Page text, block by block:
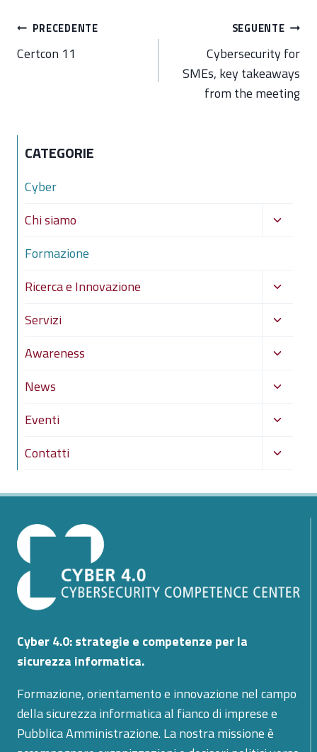
Navigazione
articoli
PRECEDENTE
Certcon 11
SEGUENTE
Cybersecurity for
SMEs, key takeaways
from the meeting
CATEGORIE
Cyber
Chi siamo
Alterna
Formazione
Ricerca e Innovazione
Alterna
figlio
Servizi
Alterna
figlio
Awareness
Alterna
figlio
News
Alterna
figlio
Eventi
Alterna
figlio
Contatti
Alterna
figlio
Cyber 4.0: strategie e competenze per la
sicurezza informatica.
Formazione, orientamento e innovazione nel campo
della sicurezza informatica al fianco di imprese e
Pubblica Amministrazione. La nostra missione è